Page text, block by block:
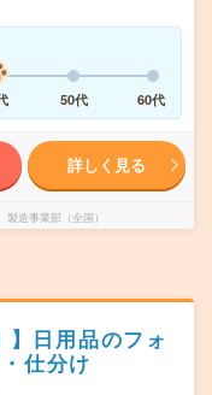
50代 60代
詳しく見る
造事業部（全国）
】日用品のフォ
仕分け